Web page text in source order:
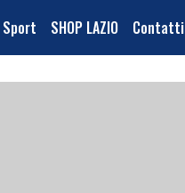
SHOP LAZIO Contatti